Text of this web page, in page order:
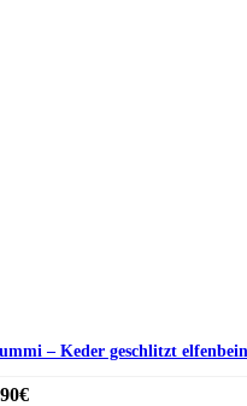
– Keder geschlitzt
€